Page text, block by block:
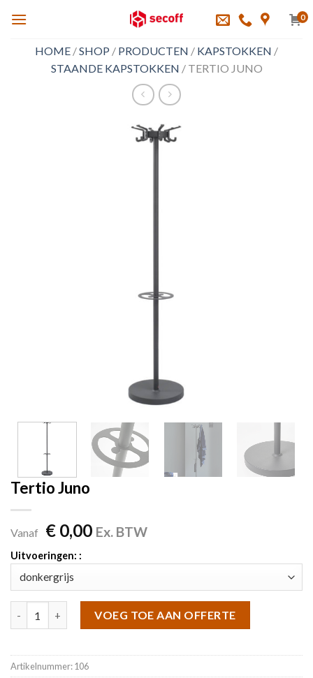
0
HOME /SHOP / PRODUCTEN / KAPSTOKKEN /
STAANDE KAPSTOKKEN / TERTIO JUNO
Tertio Juno
Vanaf €0,00 Ex. BTW
Uitvoeringen: :
VOEG TOE AAN OFFERTE
Artikelnummer:106